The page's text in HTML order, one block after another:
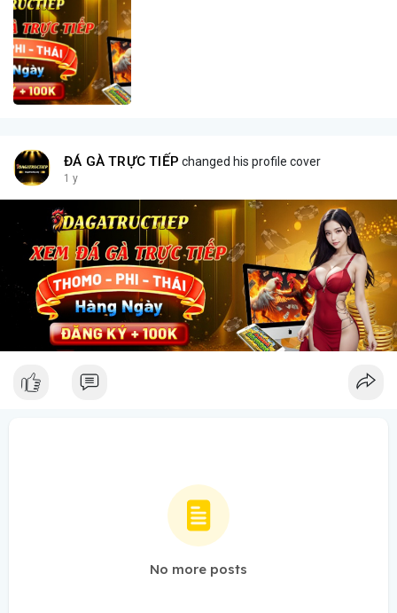
ĐÁ GÀ TRỰC TIẾP changed his profile cover
1 y
No more posts